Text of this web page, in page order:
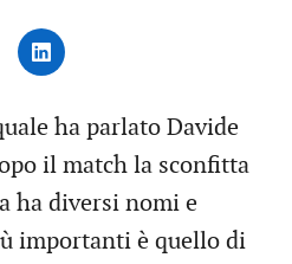
ha parlato Davide
il match la sconfitta
ha diversi nomi e
importanti è quello di